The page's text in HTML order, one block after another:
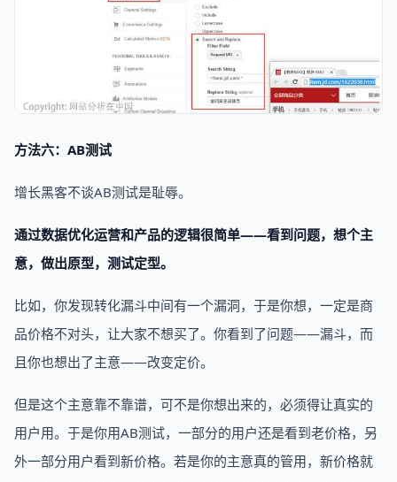
方法六：AB测试
增长黑客不谈AB测试是耻辱。
通过数据优化运营和产品的逻辑很简单——看到问题，想个主
意，做出原型，测试定型。
比如，你发现转化漏斗中间有一个漏洞，于是你想，一定是商
品价格不对头，让大家不想买了。你看到了问题——漏斗，而
且你也想出了主意——改变定价。
但是这个主意靠不靠谱，可不是你想出来的，必须得让真实的
用户用。于是你用AB测试，一部分的用户还是看到老价格，另
外一部分用户看到新价格。若是你的主意真的管用，新价格就